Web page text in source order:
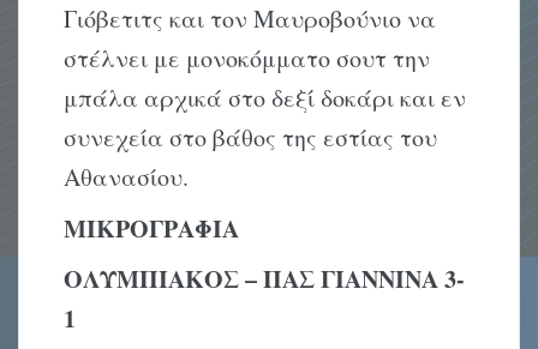
Γιόβετιτς και τον Μαυροβούνιο να
στέλνει με μονοκόμματο σουτ την
μπάλα αρχικά στο δεξί δοκάρι και εν
συνεχεία στο βάθος της εστίας του
Αθανασίου.
ΜΙΚΡΟΓΡΑΦΙΑ
ΟΛΥΜΠΙΑΚΟΣ – ΠΑΣ ΓΙΑΝΝΙΝΑ 3-
1